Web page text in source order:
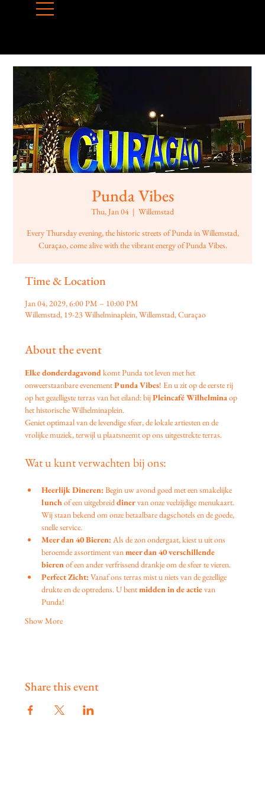
Punda Vibes
Thu, Jan 04
  |
Willemstad
Every Thursday evening, the historic streets of Punda in Willemstad,
Curaçao, come alive with the vibrant energy of Punda Vibes.
Time & Location
Jan 04, 2029, 6:00 PM – 10:00 PM
Willemstad, 19-23 Wilhelminaplein, Willemstad, Curaçao
About the event
Elke donderdagavond komt Punda tot leven met het
onweerstaanbare evenement Punda Vibes! En u zit op de eerste rij
op het gezelligste terras van het eiland: bij Pleincafé Wilhelmina op
het historische Wilhelminaplein.
Geniet optimaal van de levendige sfeer, de lokale artiesten en de
vrolijke muziek, terwijl u plaatsneemt op ons uitgestrekte terras.
Wat u kunt verwachten bij ons:
Heerlijk Dineren: Begin uw avond goed met een smakelijke
lunch of een uitgebreid diner van onze veelzijdige menukaart.
Wij staan bekend om onze betaalbare dagschotels en de goede,
snelle service.
Meer dan 40 Bieren: Als de zon ondergaat, kiest u uit ons
beroemde assortiment van meer dan 40 verschillende
bieren of een ander verfrissend drankje om de sfeer te vieren.
Perfect Zicht: Vanaf ons terras mist u niets van de gezellige
drukte en de optredens. U bent midden in de actie van
Punda!
Show More
Share this event